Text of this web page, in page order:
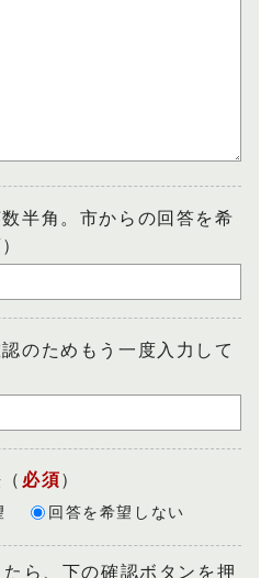
半角。市からの回答を希
のためもう一度入力して
（ 必須）
回答を希望しない
ら、下の確認ボタンを押